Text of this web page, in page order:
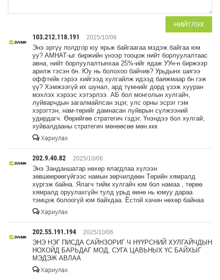
НИЙТЛЭХ
103.212.118.191 2025/10/06
Энэ эргүү полдгор юу ярьж байгаагаа мэдэж байгаа юм
уу? АМНАТ-ыг биржийн үнээр тооцож нийт борлуулалтаас
авна, нийт борлуулалтынхаа 25%-ийг ядаж УУн-н биржээр
арилж гэсэн бн. Юу нь болохоо байчив? Урьдынх шигээ
оффтейк гэрээ хийгээд хулгайлж идээд баяжмаар бн гэж
үү? Хэмжээгүй их шунал, ард түмнийг дорд үзэж хууран
мэхлэх хэрээс хэтэрлээ. АБ бол монголын хулгайч,
луйварчдын загалмайлсан эцэг, улс орны эсрэг гэм
хэрэгтэн, нам-төрийг дамнасан луйврын сүлжээний
удирдагч. Өөрийгөө стратегич гэдэг. Үнэндээ бол хулгай,
хуйвалдааны стратегич мөнөөсөө мөн.ккк
Хариулах
202.9.40.82 2025/10/06
Энэ Занданшатар нөхөр ялагдлаа хүлээн
зөвшөөрөөгүйгээс намын зөрчилдөөн Төрийн хямралд
хүргэж байна. Ялагч тийм хулгайч юм бол намаа , төрөө
хямралд оруулахгүйн тулд урьд өинө нь юмуу дараа
тэмцэж болоогүй юм байхдаа. Ёстой хачин нөхөр байнаа
Хариулах
202.55.191.194 2025/10/06
ЭНЭ НЭГ ПИСДА САЙНЗОРИГ Ч НҮҮРСНИЙ ХУЛГАЙЧДЫН
НОХОЙД БАРЬДАГ МОД, СУГА ЦАВЬНЫХ ҮС БАЙХЫГ
МЭДЭЖ АВЛАА
Хариулах